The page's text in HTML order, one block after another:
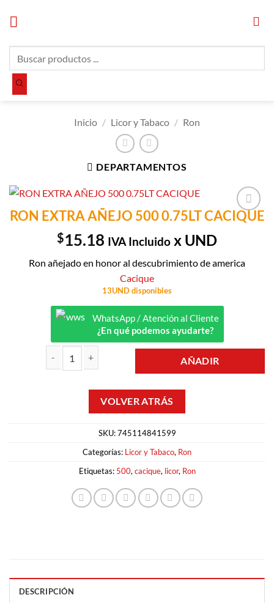
productos
Inicio / Licor y Tabaco / Ron
DEPARTAMENTOS
Añadir a
RON EXTRA AÑEJO 500 0.75LT CACIQUE
$15.18 IVA Incluido x UND
Ron añejado en honor al descubrimiento de america
Cacique
13UND disponibles
WhatsApp / Atención al Cliente
¿En qué podemos ayudarte?
RON EXTRA AÑEJO 500 0.75LT CACIQUE cantidad
AÑADIR
SKU:745114841599
Categorías: Licor y Tabaco, Ron
Etiquetas: 500, cacique, licor, Ron
DESCRIPCIÓN